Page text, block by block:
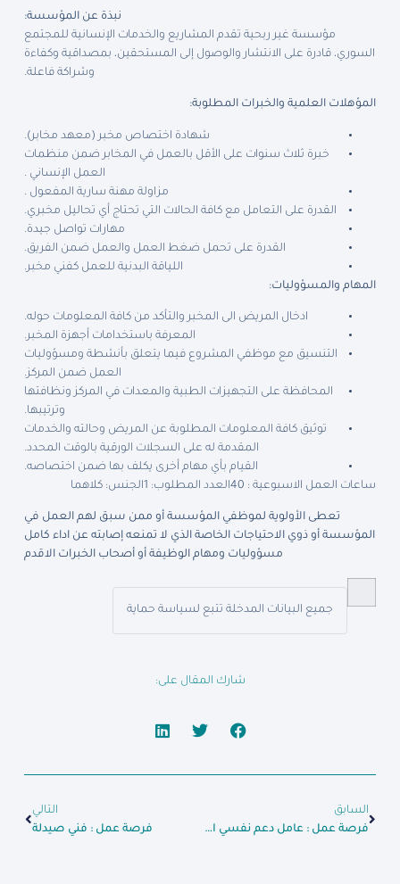
نبذة عن المؤسسة:
مؤسسة غير ربحية تقدم المشاريع والخدمات الإنسانية للمجتمع
السوري، قادرة على الانتشار والوصول إلى المستحقين، بمصداقية وكفاءة
وشراكة فاعلة.
المؤهلات العلمية والخبرات المطلوبة:
شهادة اختصاص مخبر (معهد مخابر).
خبرة ثلاث سنوات على الأقل بالعمل في المخابر ضمن منظمات
العمل الإنساني .
مزاولة مهنة سارية المفعول .
القدرة على التعامل مع كافة الحالات التي تحتاج أي تحاليل مخبري.
مهارات تواصل جيدة.
القدرة على تحمل ضغط العمل والعمل ضمن الفريق.
اللياقة البدنية للعمل كفني مخبر.
المهام والمسؤوليات:
ادخال المريض الى المخبر والتأكد من كافة المعلومات حوله.
المعرفة باستخدامات أجهزة المخبر.
التنسيق مع موظفي المشروع فيما يتعلق بأنشطة ومسؤوليات
العمل ضمن المركز.
المحافظة على التجهيزات الطبية والمعدات في المركز ونظافتها
وترتيبها.
توثيق كافة المعلومات المطلوبة عن المريض وحالته والخدمات
المقدمة له على السجلات الورقية بالوقت المحدد.
القيام بأي مهام أخرى يكلف بها ضمن اختصاصه.
ساعات العمل الاسبوعية : 40
العدد المطلوب: 1 الجنس: كلاهما
تعطى الأولوية لموظفي المؤسسة أو ممن سبق لهم العمل في
المؤسسة أو ذوي الاحتياجات الخاصة الذي لا تمنعه إصابته عن اداء كامل
مسؤوليات ومهام الوظيفة أو أصحاب الخبرات الاقدم
جميع البيانات المدخلة تتبع لسياسة حماية
شارك المقال على:
السابق
فرصة عمل : عامل دعم نفسي اجتماعي
التالي
فرصة عمل : فني صيدلة